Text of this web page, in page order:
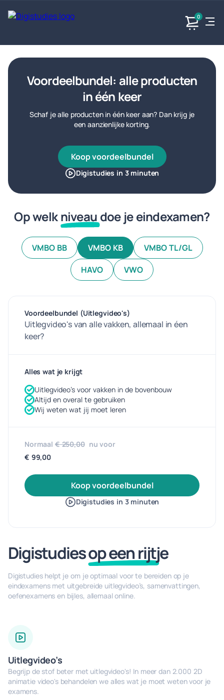
0
Exacte
vakken
Geen
Geen vakken.
Voordeelbundel: alle producten
in één keer
Schaf je alle producten in één keer aan? Dan krijg je
een aanzienlijke korting.
Koop voordeelbundel
Digistudies in 3 minuten
Op welkniveau doe je eindexamen?
VMBO BB VMBO KB
VMBO TL/GL
HAVO
VWO
Voordeelbundel (Uitlegvideo's)
Uitlegvideo's van alle vakken, allemaal in éen
keer?
Alles wat je krijgt
Uitlegvideo’s voor vakken in de bovenbouw
Altijd en overal te gebruiken
Wij weten wat jij moet leren
Normaal € 250,00 nu voor
€ 99,00
Koop voordeelbundel
Digistudies in 3 minuten
Digistudiesop een rijtje
Digistudies helpt je om je optimaal voor te bereiden op je
eindexamens met uitgebreide uitlegvideo’s, samenvattingen,
oefenexamens en bijles, allemaal online.
Uitlegvideo’s
Begrijp de stof beter met uitlegvideo's! In meer dan 2.000 2D
animatie video's behandelen we alles wat je moet weten voor je
examens.